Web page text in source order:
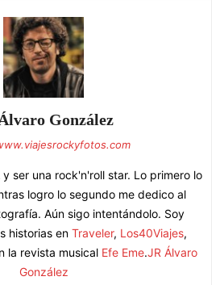
González
ser una rock'n'roll star. Lo primero lo
logro lo segundo me dedico al
Aún sigo intentándolo. Soy
historias en Traveler, Los40Viajes,
la revista musical Efe Eme.JR Álvaro
González